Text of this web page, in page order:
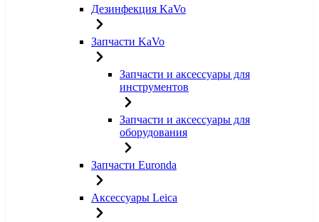
Дезинфекция KaVo
Запчасти KaVo
Запчасти и аксессуары для
инструментов
Запчасти и аксессуары для
оборудования
Запчасти Euronda
Аксессуары Leica